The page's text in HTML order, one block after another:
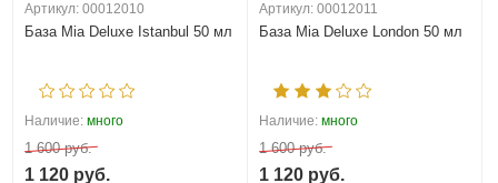
Артикул: 00012010
База Mia Deluxe Istanbul 50 мл
Наличие: много
1 600 руб.
1 120 руб.
Артикул: 00012011
База Mia Deluxe London 50 мл
Наличие: много
1 600 руб.
1 120 руб.